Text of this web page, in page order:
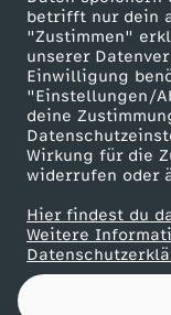
betrifft nur dein
"Zustimmen"
unserer
Einwilligung
"Einstellungen/
deine
Wirkung für die
widerrufen oder
Hier findest du
Weitere
u
2
5
0
J
a
Werbefernsehen
Mainzelmännchen
Partner